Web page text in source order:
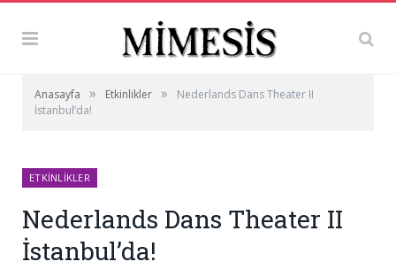
Anasayfa » Etkinlikler »
Nederlands Dans Theater II
İstanbul’da!
ETKINLIKLER
Nederlands Dans Theater II
İstanbul’da!